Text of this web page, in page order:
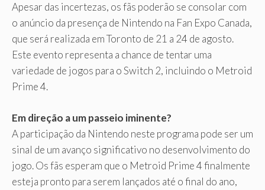
Apesar das incertezas, os fãs poderão se consolar com
o anúncio da presença de Nintendo na Fan Expo Canada,
que será realizada em Toronto de 21 a 24 de agosto.
Este evento representa a chance de tentar uma
variedade de jogos para o Switch 2, incluindo o Metroid
Prime 4.
Em direção a um passeio iminente?
A participação da Nintendo neste programa pode ser um
sinal de um avanço significativo no desenvolvimento do
jogo. Os fãs esperam que o Metroid Prime 4 finalmente
esteja pronto para serem lançados até o final do ano,